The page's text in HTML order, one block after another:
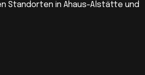
Standorten in Ahaus-Alstätte und